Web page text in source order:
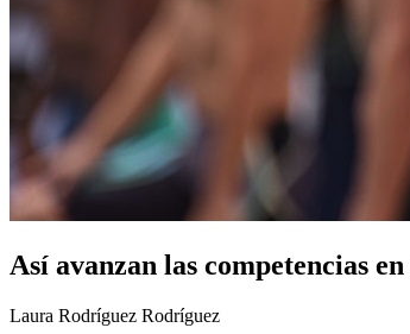
Así avanzan las competencias
Laura Rodríguez Rodríguez